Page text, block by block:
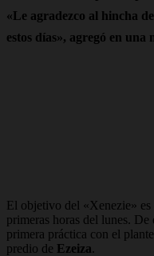
«Le agradezco al hincha
estos días», agregó en
El objetivo del «Xenezie»
primeras horas del lunes.
primera práctica con el
predio de Ezeiza.